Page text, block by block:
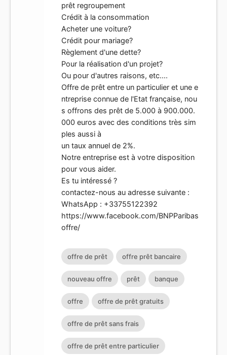
prêt regroupement
Crédit à la consommation
Acheter une voiture?
Crédit pour mariage?
Règlement d'une dette?
Pour la réalisation d'un projet?
Ou pour d'autres raisons, etc....
Offre de prêt entre un particulier et une e
ntreprise connue de l'Etat française, nou
s offrons des prêt de 5.000 à 900.000.
000 euros avec des conditions très sim
ples aussi à
un taux annuel de 2%.
Notre entreprise est à votre disposition
pour vous aider.
Es tu intéressé ?
contactez-nous au adresse suivante :
WhatsApp : +33755122392
https://www.facebook.com/BNPParibas
offre/
offre de prêt offre prêt bancaire
nouveau offre prêt banque
offre offre de prêt gratuits
offre de prêt sans frais
offre de prêt entre particulier